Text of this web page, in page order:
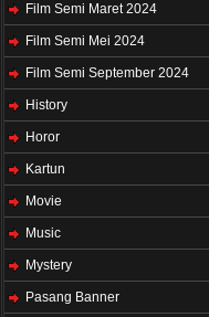
Film Semi Maret 2024
Film Semi Mei 2024
Film Semi September 2024
History
Horor
Kartun
Movie
Music
Mystery
Pasang Banner